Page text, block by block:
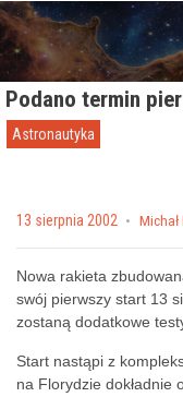
Przejdź do
Podano termin
Astronautyka
Posted on
13 sierpnia 2002 by
Nowa rakieta
swój pierwszy start 13
zostaną dodatkowe
Start nastąpi z
na Florydzie dokładnie